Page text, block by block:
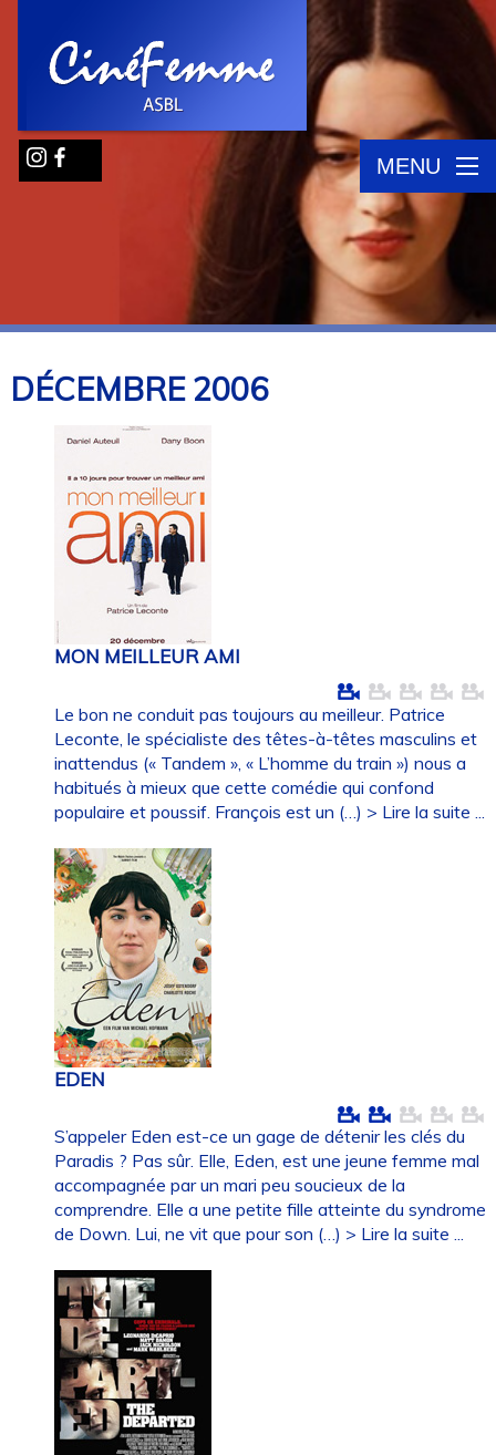
MENU
DÉCEMBRE2006
MON MEILLEUR AMI
Le bon ne conduit pas toujours au meilleur. Patrice
Leconte, le spécialiste des têtes-à-têtes masculins et
inattendus (« Tandem », « L’homme du train ») nous a
habitués à mieux que cette comédie qui confond
populaire et poussif. François est un (…) > Lire la suite ...
EDEN
S’appeler Eden est-ce un gage de détenir les clés du
Paradis ? Pas sûr. Elle, Eden, est une jeune femme mal
accompagnée par un mari peu soucieux de la
comprendre. Elle a une petite fille atteinte du syndrome
de Down. Lui, ne vit que pour son (…) > Lire la suite ...